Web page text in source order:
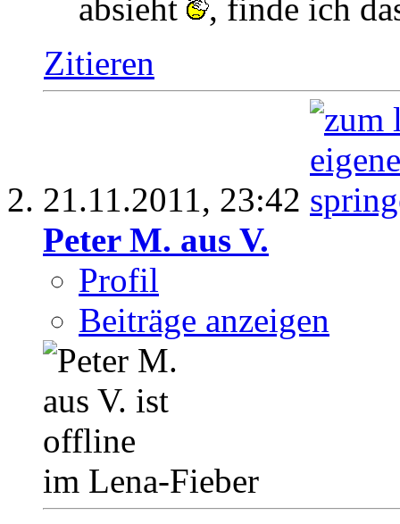
absieht
, finde ich
Zitieren
21.11.2011, 23:42
Peter M. aus V.
Profil
Beiträge anzeigen
im Lena-Fieber